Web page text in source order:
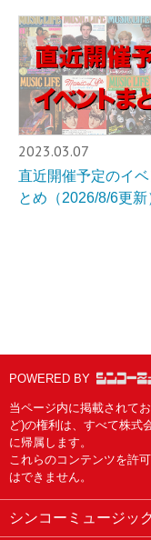
2023.03.07
直近開催予定のイベ
とめ（2026/8/6更新
POWERED BY
当ページ内に掲載されて
ど)の権利は、すべて株式
に帰属します。
これらのコンテンツを許
はできません。
シンコーミュージッ